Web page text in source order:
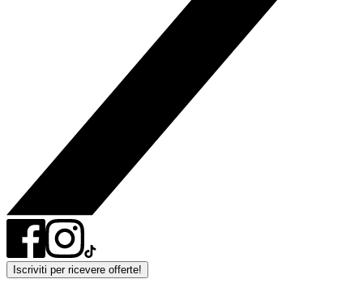
Iscriviti per ricevere offerte!